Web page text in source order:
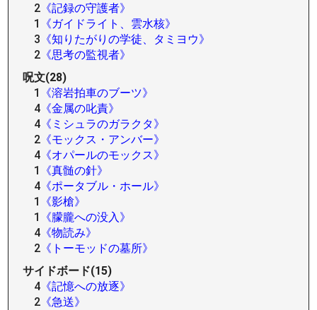
2 《記録の守護者》
1
《ガイドライト、雲水核》
3 《知りたがりの学徒、タミヨウ》
2 《思考の監視者》
呪文(28)
1
《溶岩拍車のブーツ》
4 《金属の叱責》
4 《ミシュラのガラクタ》
2 《モックス・アンバー》
4 《オパールのモックス》
1
《真髄の針》
4 《ポータブル・ホール》
1
《影槍》
1
《朦朧への没入》
4 《物読み》
2 《トーモッドの墓所》
サイドボード(15)
4 《記憶への放逐》
2 《急送》